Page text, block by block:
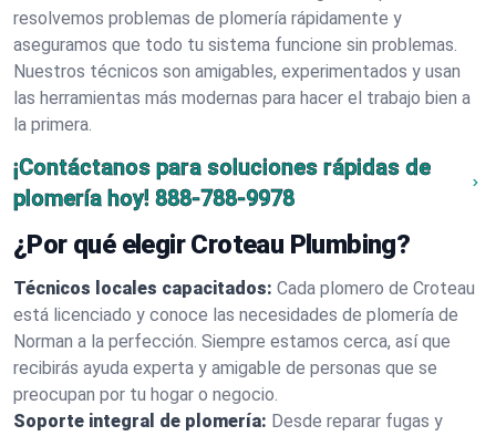
resolvemos problemas de plomería rápidamente y
aseguramos que todo tu sistema funcione sin problemas.
Nuestros técnicos son amigables, experimentados y usan
las herramientas más modernas para hacer el trabajo bien a
la primera.
¡Contáctanos para soluciones rápidas de
plomería hoy! 888-788-9978
¿Por qué elegir Croteau Plumbing?
Técnicos locales capacitados: Cada plomero de Croteau
está licenciado y conoce las necesidades de plomería de
Norman a la perfección. Siempre estamos cerca, así que
recibirás ayuda experta y amigable de personas que se
preocupan por tu hogar o negocio.
Soporte integral de plomería: Desde reparar fugas y